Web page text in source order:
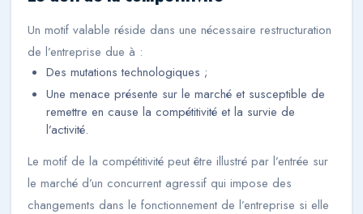
Un motif valable réside dans une nécessaire restructuration
de l’entreprise due à :
Des mutations technologiques ;
Une menace présente sur le marché et susceptible de
remettre en cause la compétitivité et la survie de
l’activité.
Le motif de la compétitivité peut être illustré par l’entrée sur
le marché d’un concurrent agressif qui impose des
changements dans le fonctionnement de l’entreprise si elle